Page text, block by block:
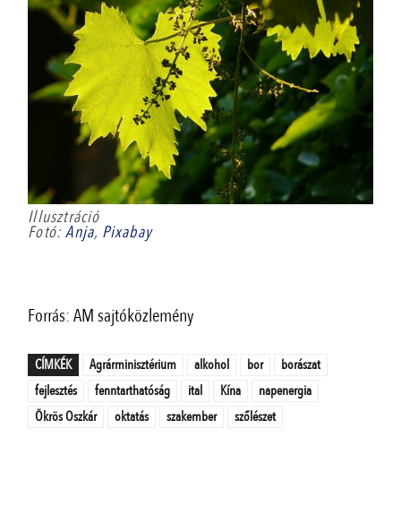
Illusztráció
Fotó:Anja, Pixabay
Forrás: AM sajtóközlemény
CÍMKÉK Agrárminisztérium alkohol bor
borászat
fejlesztés
fenntarthatóság ital Kína
napenergia
Ökrös Oszkár
oktatás szakember szőlészet